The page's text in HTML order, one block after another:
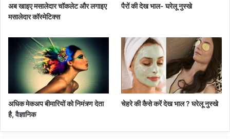
अब खाइए मसालेदार चॉकलेट और लगाइए
मसालेदार कॉस्‍मेटिक्‍स
पैरों की देख भाल- घरेलू नुस्खे
अधिक मेकअप बीमारियों को निमंत्र्ण देता
है, वैज्ञानिक
चेहरे की कैसे करें देख भाल ? घरेलू नुस्खे